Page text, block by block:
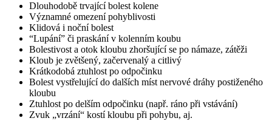
Dlouhodobě trvající bolest kolene
Významné omezení pohyblivosti
Klidová i noční bolest
“Lupání” či praskání v kolenním koubu
Bolestivost a otok kloubu zhoršující se po námaze, zátěži
Kloub je zvětšený, začervenalý a citlivý
Krátkodobá ztuhlost po odpočinku
Bolest vystřelující do dalších míst nervové dráhy postiženého
kloubu
Ztuhlost po delším odpočinku (např. ráno při vstávání)
Zvuk „vrzání“ kostí kloubu při pohybu, aj.